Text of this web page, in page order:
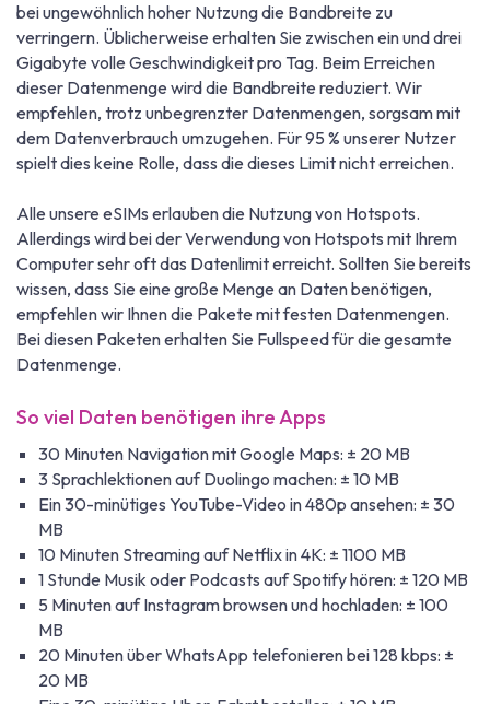
bei ungewöhnlich hoher Nutzung die Bandbreite zu
verringern. Üblicherweise erhalten Sie zwischen ein und drei
Gigabyte volle Geschwindigkeit pro Tag. Beim Erreichen
dieser Datenmenge wird die Bandbreite reduziert. Wir
empfehlen, trotz unbegrenzter Datenmengen, sorgsam mit
dem Datenverbrauch umzugehen. Für 95 % unserer Nutzer
spielt dies keine Rolle, dass die dieses Limit nicht erreichen.
Alle unsere eSIMs erlauben die Nutzung von Hotspots.
Allerdings wird bei der Verwendung von Hotspots mit Ihrem
Computer sehr oft das Datenlimit erreicht. Sollten Sie bereits
wissen, dass Sie eine große Menge an Daten benötigen,
empfehlen wir Ihnen die Pakete mit festen Datenmengen.
Bei diesen Paketen erhalten Sie Fullspeed für die gesamte
Datenmenge.
So viel Daten benötigen ihre Apps
30 Minuten Navigation mit Google Maps: ± 20 MB
3 Sprachlektionen auf Duolingo machen: ± 10 MB
Ein 30-minütiges YouTube-Video in 480p ansehen: ± 30
MB
10 Minuten Streaming auf Netflix in 4K: ± 1100 MB
1 Stunde Musik oder Podcasts auf Spotify hören: ± 120 MB
5 Minuten auf Instagram browsen und hochladen: ± 100
MB
20 Minuten über WhatsApp telefonieren bei 128 kbps: ±
20 MB